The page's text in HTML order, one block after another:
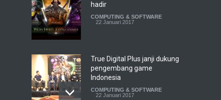
hadir
COMPUTING & SOFTWARE
22 Januari 2017
True Digital Plus janji dukung
pengembang game
Indonesia
COMPUTING & SOFTWARE
22 Januari 2017